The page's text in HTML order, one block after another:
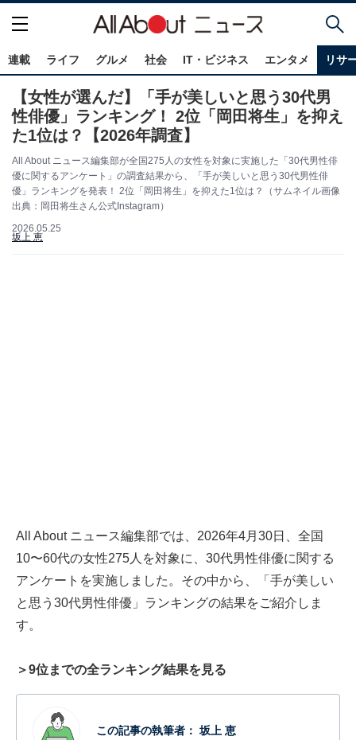
連載 ライフ グルメ 社会 IT・ビジネス エンタメ リサ
【女性が選んだ】「手が美しいと思う30代男
性俳優」ランキング！ 2位「岡田将生」を抑え
た1位は？【2026年調査】
All About ニュース編集部が全国275人の女性を対象に実施した「30代男性俳
優に関するアンケート」の調査結果から、「手が美しいと思う30代男性俳
優」ランキングを発表！ 2位「岡田将生」を抑えた1位は？（サムネイル画像
出典：岡田将生さん公式Instagram）
2026.05.25
坂上 恵
All About ニュース編集部では、2026年4月30日、全国
10〜60代の女性275人を対象に、30代男性俳優に関する
アンケートを実施しました。その中から、「手が美しい
と思う30代男性俳優」ランキングの結果をご紹介しま
す。
＞9位までの全ランキング結果を見る
この記事の執筆者： 坂上 恵